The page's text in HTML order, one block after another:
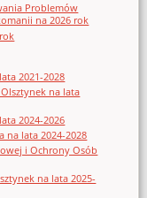
Problemów
na 2026 rok
2021-2028
na lata
2024-2026
na lata 2024-2028
i Ochrony Osób
na lata 2025-